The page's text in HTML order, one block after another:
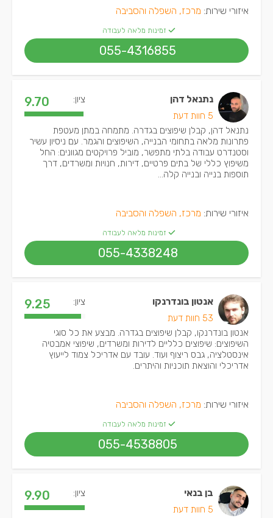
איזורי שירות: מרכז, השפלה והסביבה
זמינות מלאה לעבודה
055-4316855
נתנאל דהן
5 חוות דעת
ציון: 9.70
נתנאל דהן, קבלן שיפוצים בגדרה. מתמחה במתן מעטפת
פתרונות מלאה בתחומי הבנייה, השיפוצים והגמר. עם ניסיון עשיר
וסטנדרט עבודה בלתי מתפשר, מוביל פרויקטים מגוונים: החל
משיפוץ כללי של בתים פרטיים, דירות, חנויות ומשרדים, דרך
תוספות בנייה ובנייה קלה...
איזורי שירות: מרכז, השפלה והסביבה
זמינות מלאה לעבודה
055-4338248
אנטון בונדרנקו
53 חוות דעת
ציון: 9.25
אנטון בונדרנקו, קבלן שיפוצים בגדרה. מבצע את כל סוגי
השיפוצים: שיפוצים כלליים לדירות ומשרדים, שיפוצי אמבטיה
אינסטלציה, גבס ריצוף ועוד. עובד עם אדריכל צמוד לייעוץ
אדריכלי והוצאת תוכניות והיתרים.
איזורי שירות: מרכז, השפלה והסביבה
זמינות מלאה לעבודה
055-4538805
בן בנאי
5 חוות דעת
ציון: 9.90